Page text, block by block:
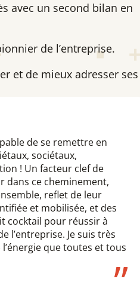
avec un second bilan en
de l’entreprise.
et de mieux adresser ses
de se remettre en
sociétaux,
! Un facteur clef de
dans ce cheminement,
reflet de leur
et mobilisée, et des
cocktail pour réussir à
l’entreprise. Je suis très
que toutes et tous